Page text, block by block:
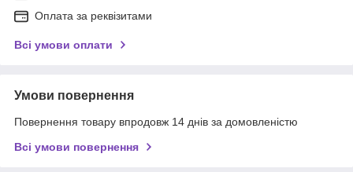
Оплата за реквізитами
Всі умови оплати
Умови повернення
Повернення товару впродовж 14 днів за домовленістю
Всі умови повернення